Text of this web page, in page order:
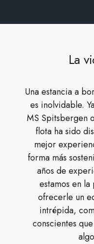
La
Una estancia a
es inolvidable.
MS Spitsbergen
flota ha sido
mejor
forma más
años de
estamos en
ofrecerle un
intrépida,
conscientes